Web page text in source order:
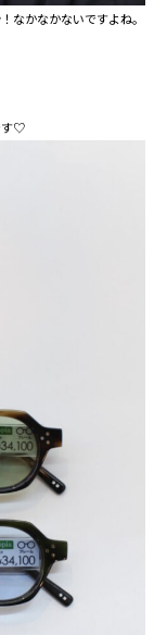
なかなかないですよね。
す♡